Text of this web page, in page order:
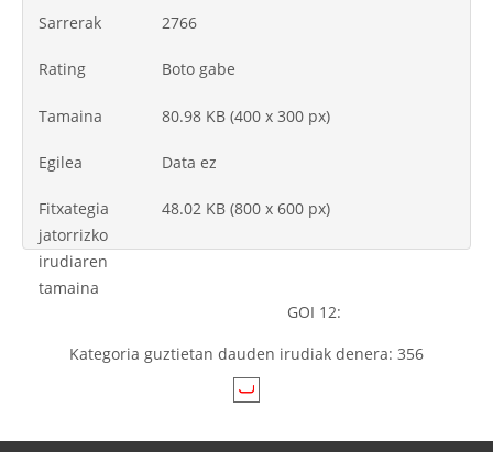
Sarrerak 2766
Rating Boto gabe
Tamaina 80.98 KB (400 x 300 px)
Egilea Data ez
Fitxategia
jatorrizko
irudiaren
tamaina
48.02 KB (800 x 600 px)
GOI 12:
Kategoria guztietan dauden irudiak denera: 356